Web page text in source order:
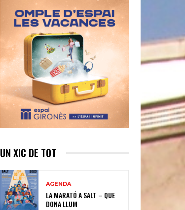
UN XIC DE TOT
AGENDA
LA MARATÓ A SALT – QUE
DONA LLUM